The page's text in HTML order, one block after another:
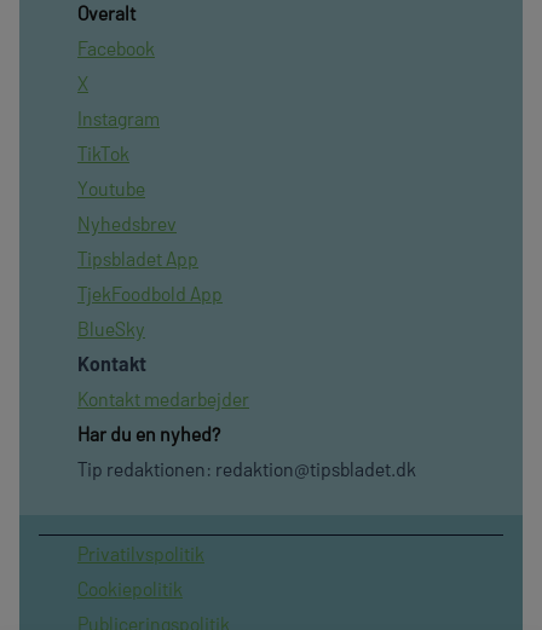
Overalt
Facebook
X
Instagram
TikTok
Youtube
Nyhedsbrev
Tipsbladet App
TjekFoodbold App
BlueSky
Kontakt
Kontakt medarbejder
Har du en nyhed?
Tip redaktionen: redaktion@tipsbladet.dk
Privatilvspolitik
Cookiepolitik
Publiceringspolitik